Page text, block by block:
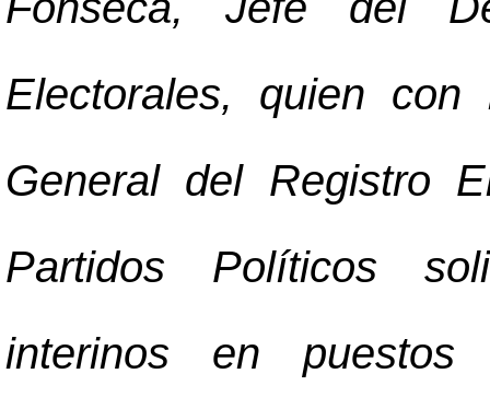
Electorales, quien
General del Registro
Partidos Políticos
interinos en